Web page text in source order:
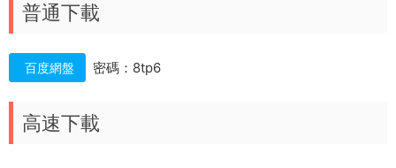
普通下載
百度網盤 密碼：8tp6
高速下載